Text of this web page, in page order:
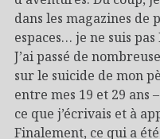
dans les magazines de
espaces… je ne suis
J’ai passé de
sur le suicide de mon
entre mes 19 et 29 ans
ce que j’écrivais et à
Finalement, ce qui a